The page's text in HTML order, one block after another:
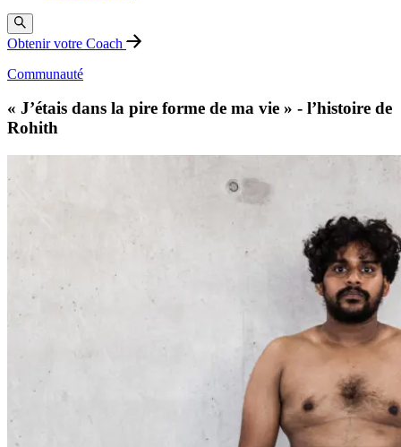
Obtenir votre Coach
Communauté
« J’étais dans la pire forme de ma vie » - l’histoire de
Rohith